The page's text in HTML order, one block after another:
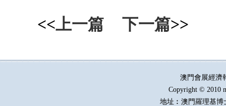
<<上一篇 下一篇>>
澳門會展經
Copyright © 2010
地址︰澳門羅理基博